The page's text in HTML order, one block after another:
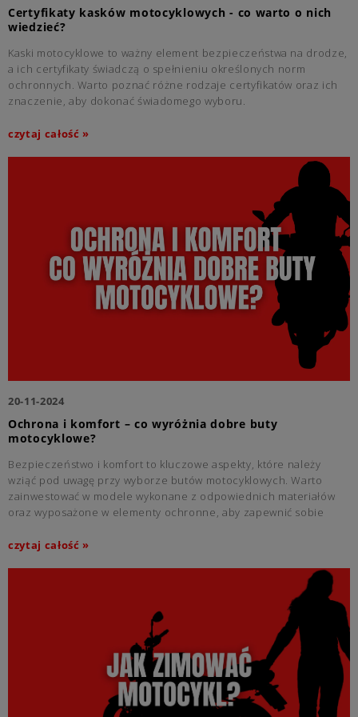
Certyfikaty kasków motocyklowych - co warto o nich
wiedzieć?
Kaski motocyklowe to ważny element bezpieczeństwa na drodze,
a ich certyfikaty świadczą o spełnieniu określonych norm
ochronnych. Warto poznać różne rodzaje certyfikatów oraz ich
znaczenie, aby dokonać świadomego wyboru.
czytaj całość »
Ochrona i komfort – co wyróżnia dobre buty
motocyklowe?
20-11-2024
Bezpieczeństwo i komfort to kluczowe aspekty, które należy
wziąć pod uwagę przy wyborze butów motocyklowych. Warto
zainwestować w modele wykonane z odpowiednich materiałów
oraz wyposażone w elementy ochronne, aby zapewnić sobie
czytaj całość »